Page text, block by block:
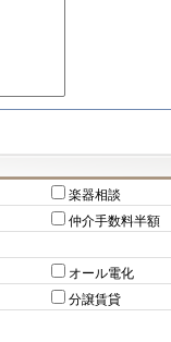
楽器相談
仲介手数料半額
オール電化
分譲賃貸